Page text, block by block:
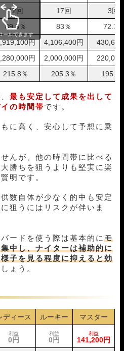
20,000円 42,600円
213%
20,000円
20,000円 33,600円
20,000円
20,000円 30,000円
150%
20,000円 0円
0%
20,000円 46,400円
20,000円 21,200円
106%
20,000円 69,200円
346%
20,000円 32,000円
20,000円 76,000円
380%
20,000円 47,200円
236%
20,000円 0円
0%
20,000円
20,000円 43,600円
218%
20,000円 36,000円
180%
20,000円 46,800円
234%
20,000円 71,200円
356%
20,000円 51,200円
256%
20,000円
20,000円 41,600円
208%
20,000円 21,600円
108%
20,000円 28,800円
144%
12回 17回
3回
89.5％ 83％
72.7%
円 4,106,400円
円 2,000,000円
215.8％ 205.3％
ールできます
最も安定して成果を出して
の時間帯です。
に高く、安心して予想に乗
んが、他の時間帯に比べる
勝ちを狙うよりも堅実に楽
明です。
数自体が少なく的中も安定
狙うにはリスクが伴いま
ードを使う際は基本的に モ
中し、ナイターは補助的に
子を見る程度に抑えると効
ょう。
ディース ルーキー マスター
利益
0円
利益
0円
利益
141,200円